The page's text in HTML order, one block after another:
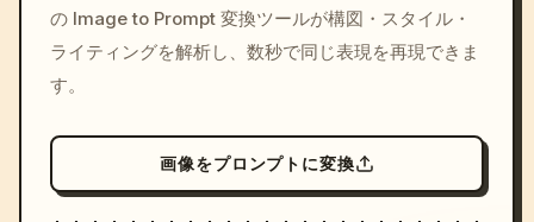
colors, 8k --v 6.0
の Image to Prompt 変換ツールが構図・スタイル・
ライティングを解析し、数秒で同じ表現を再現できま
す。
画像をプロンプトに変換